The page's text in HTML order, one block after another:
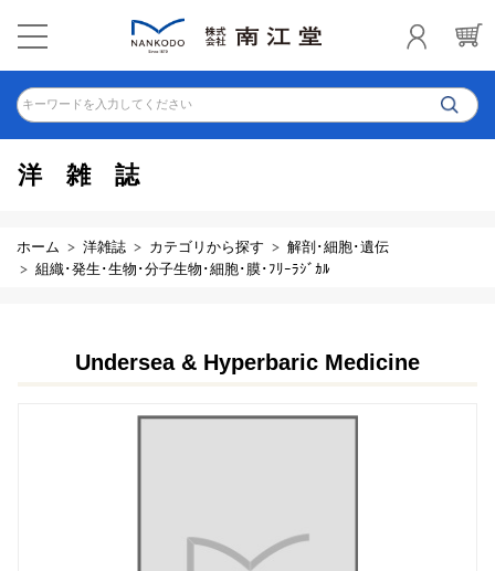
キーワードを入力してください
洋雑誌
ホーム 洋雑誌 カテゴリから探す
解剖･細胞･遺伝
組織･発生･生物･分子生物･細胞･膜･ﾌﾘｰﾗｼﾞｶﾙ
Undersea & Hyperbaric Medicine